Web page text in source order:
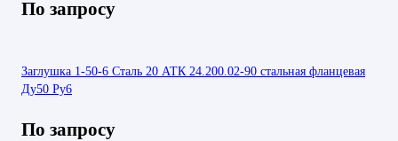
По запросу
Заглушка 1-50-6 Сталь 20 АТК 24.200.02-90 стальная фланцевая
Ду50 Ру6
По запросу